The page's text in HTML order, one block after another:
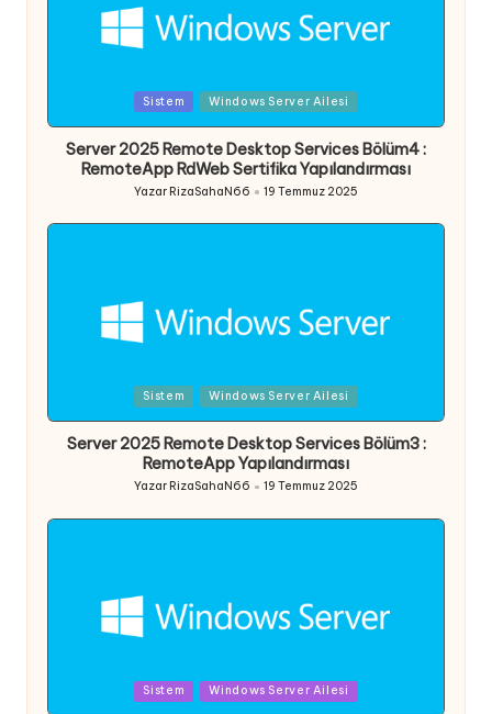
in
Sistem Windows Server Ailesi
Server 2025 Remote Desktop Services Bölüm4 :
RemoteApp RdWeb Sertifika Yapılandırması
Posted
by
Yazar RizaSahaN66 19 Temmuz 2025
in
Sistem Windows Server Ailesi
Server 2025 Remote Desktop Services Bölüm3 :
RemoteApp Yapılandırması
Yazar RizaSahaN66 19 Temmuz 2025
Sistem Windows Server Ailesi